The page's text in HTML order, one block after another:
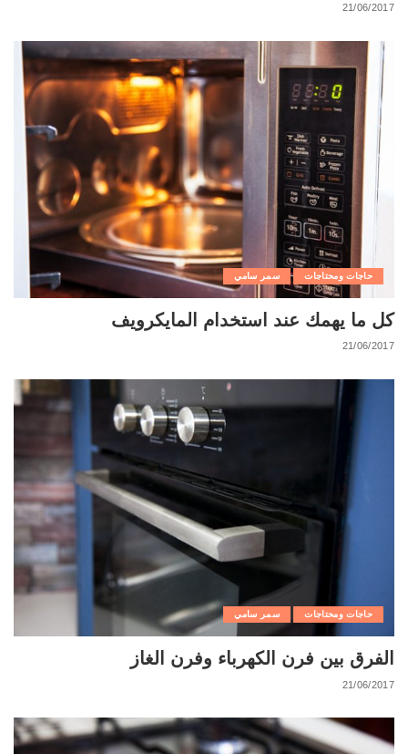
21/06/2017
حاجات ومحتاجات سمر سامي
كل ما يهمك عند استخدام المايكرويف
21/06/2017
حاجات ومحتاجات سمر سامي
الفرق بين فرن الكهرباء وفرن الغاز
21/06/2017